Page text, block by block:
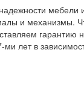
мебели
и механизмы.
гарантию
лет в